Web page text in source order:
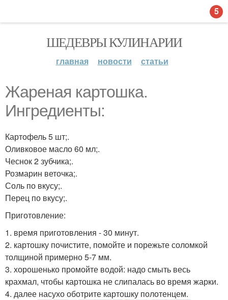
ШЕДЕВРЫ КУЛИНАРИИ
главная новости статьи
Жареная картошка.
Ингредиенты:
Картофель 5 шт;.
Оливковое масло 60 мл;.
Чеснок 2 зубчика;.
Розмарин веточка;.
Соль по вкусу;.
Перец по вкусу;.
Приготовление:
1. время приготовления - 30 минут.
2. картошку почистите, помойте и порежьте соломкой
толщиной примерно 5-7 мм.
3. хорошенько промойте водой: надо смыть весь
крахмал, чтобы картошка не слипалась во время жарки.
4. далее насухо оботрите картошку полотенцем.
5